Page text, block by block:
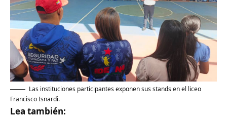
Las instituciones participantes exponen sus stands en el liceo
Francisco Isnardi.
Lea también: